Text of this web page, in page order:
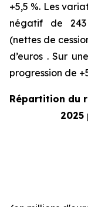
+5,5 %. Les
négatif de 243
(nettes de
d’euros . Sur
progression de
Répartition du
2025